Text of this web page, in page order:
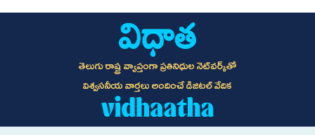
తెలుగు రాష్ట్ర వ్యాప్తంగా ప్రతినిధుల నెట్‌వర్క్‌తో
విశ్వసనీయ వార్తలు అందించే డిజిటల్ వేదిక